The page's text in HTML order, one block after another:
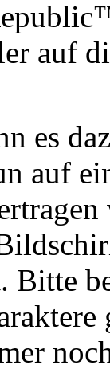
auf
es
auf